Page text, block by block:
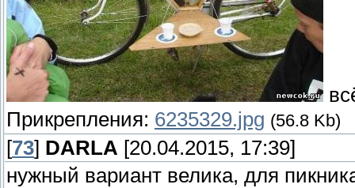
Прикрепления: 6235329.jpg (56.8 Kb)
[73] DARLA [20.04.2015, 17:39]
нужный вариант велика, для